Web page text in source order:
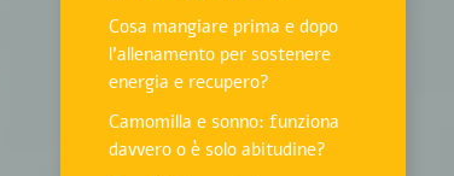
Cosa mangiare prima e dopo
l’allenamento per sostenere
energia e recupero?
Camomilla e sonno: funziona
davvero o è solo abitudine?